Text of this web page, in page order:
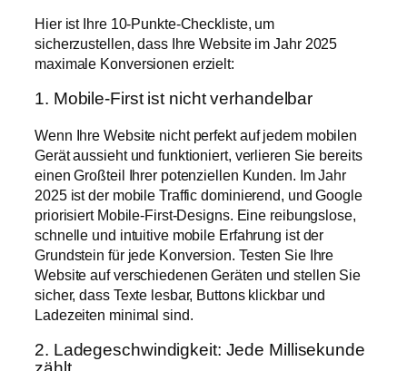
Hier ist Ihre 10-Punkte-Checkliste, um
sicherzustellen, dass Ihre Website im Jahr 2025
maximale Konversionen erzielt:
1. Mobile-First ist nicht verhandelbar
Wenn Ihre Website nicht perfekt auf jedem mobilen
Gerät aussieht und funktioniert, verlieren Sie bereits
einen Großteil Ihrer potenziellen Kunden. Im Jahr
2025 ist der mobile Traffic dominierend, und Google
priorisiert Mobile-First-Designs. Eine reibungslose,
schnelle und intuitive mobile Erfahrung ist der
Grundstein für jede Konversion. Testen Sie Ihre
Website auf verschiedenen Geräten und stellen Sie
sicher, dass Texte lesbar, Buttons klickbar und
Ladezeiten minimal sind.
2. Ladegeschwindigkeit: Jede Millisekunde